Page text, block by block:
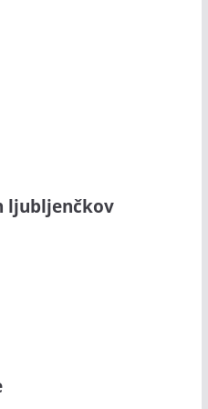
ljubljenčkov